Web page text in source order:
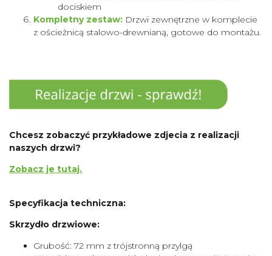
dociskiem
Kompletny zestaw: Drzwi zewnętrzne w komplecie
z ościeżnicą stalowo-drewnianą, gotowe do montażu.
Chcesz zobaczyć przykładowe zdjecia z realizacji
naszych drzwi?
Zobacz je tutaj.
Specyfikacja techniczna:
Skrzydło drzwiowe:
Grubość: 72 mm z trójstronną przylgą